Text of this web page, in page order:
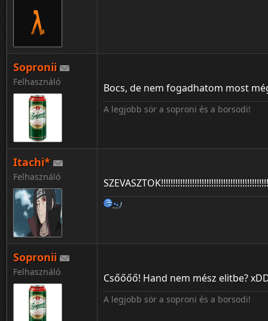
Sopronii
Felhasználó Bocs, de nem fogadhatom most
A legjobb sör a soproni és a borsodi!
Itachi*
Felhasználó
Sopronii
Felhasználó Csőőőő! Hand nem mész elitbe?
A legjobb sör a soproni és a borsodi!